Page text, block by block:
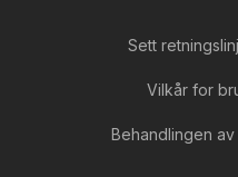
Sett
Vilkår for
Behandlingen